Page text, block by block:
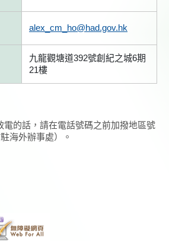
alex_cm_ho@had.gov.hk
九龍觀塘道392號創紀之城6期
21樓
電的話，請在電話號碼之前加撥地區號
海外辦事處）。